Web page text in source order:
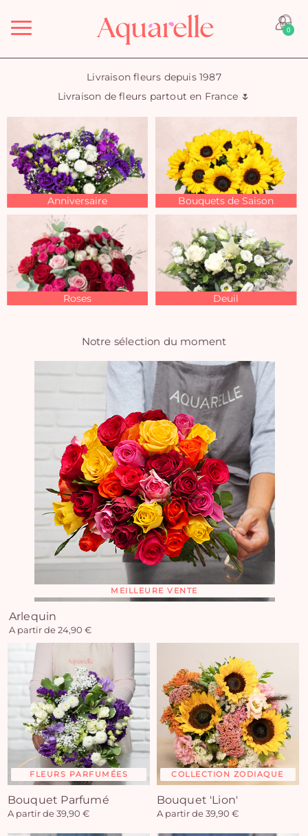
Menu 0
Livraison fleurs depuis 1987
Livraison de fleurs partout en France 🌷
Anniversaire Bouquets de Saison
Roses Deuil
Notre sélection du moment
MEILLEURE VENTE
Arlequin
A partir de 24,90 €
FLEURS PARFUMÉES
Bouquet Parfumé
A partir de 39,90 €
COLLECTION ZODIAQUE
Bouquet 'Lion'
A partir de 39,90 €